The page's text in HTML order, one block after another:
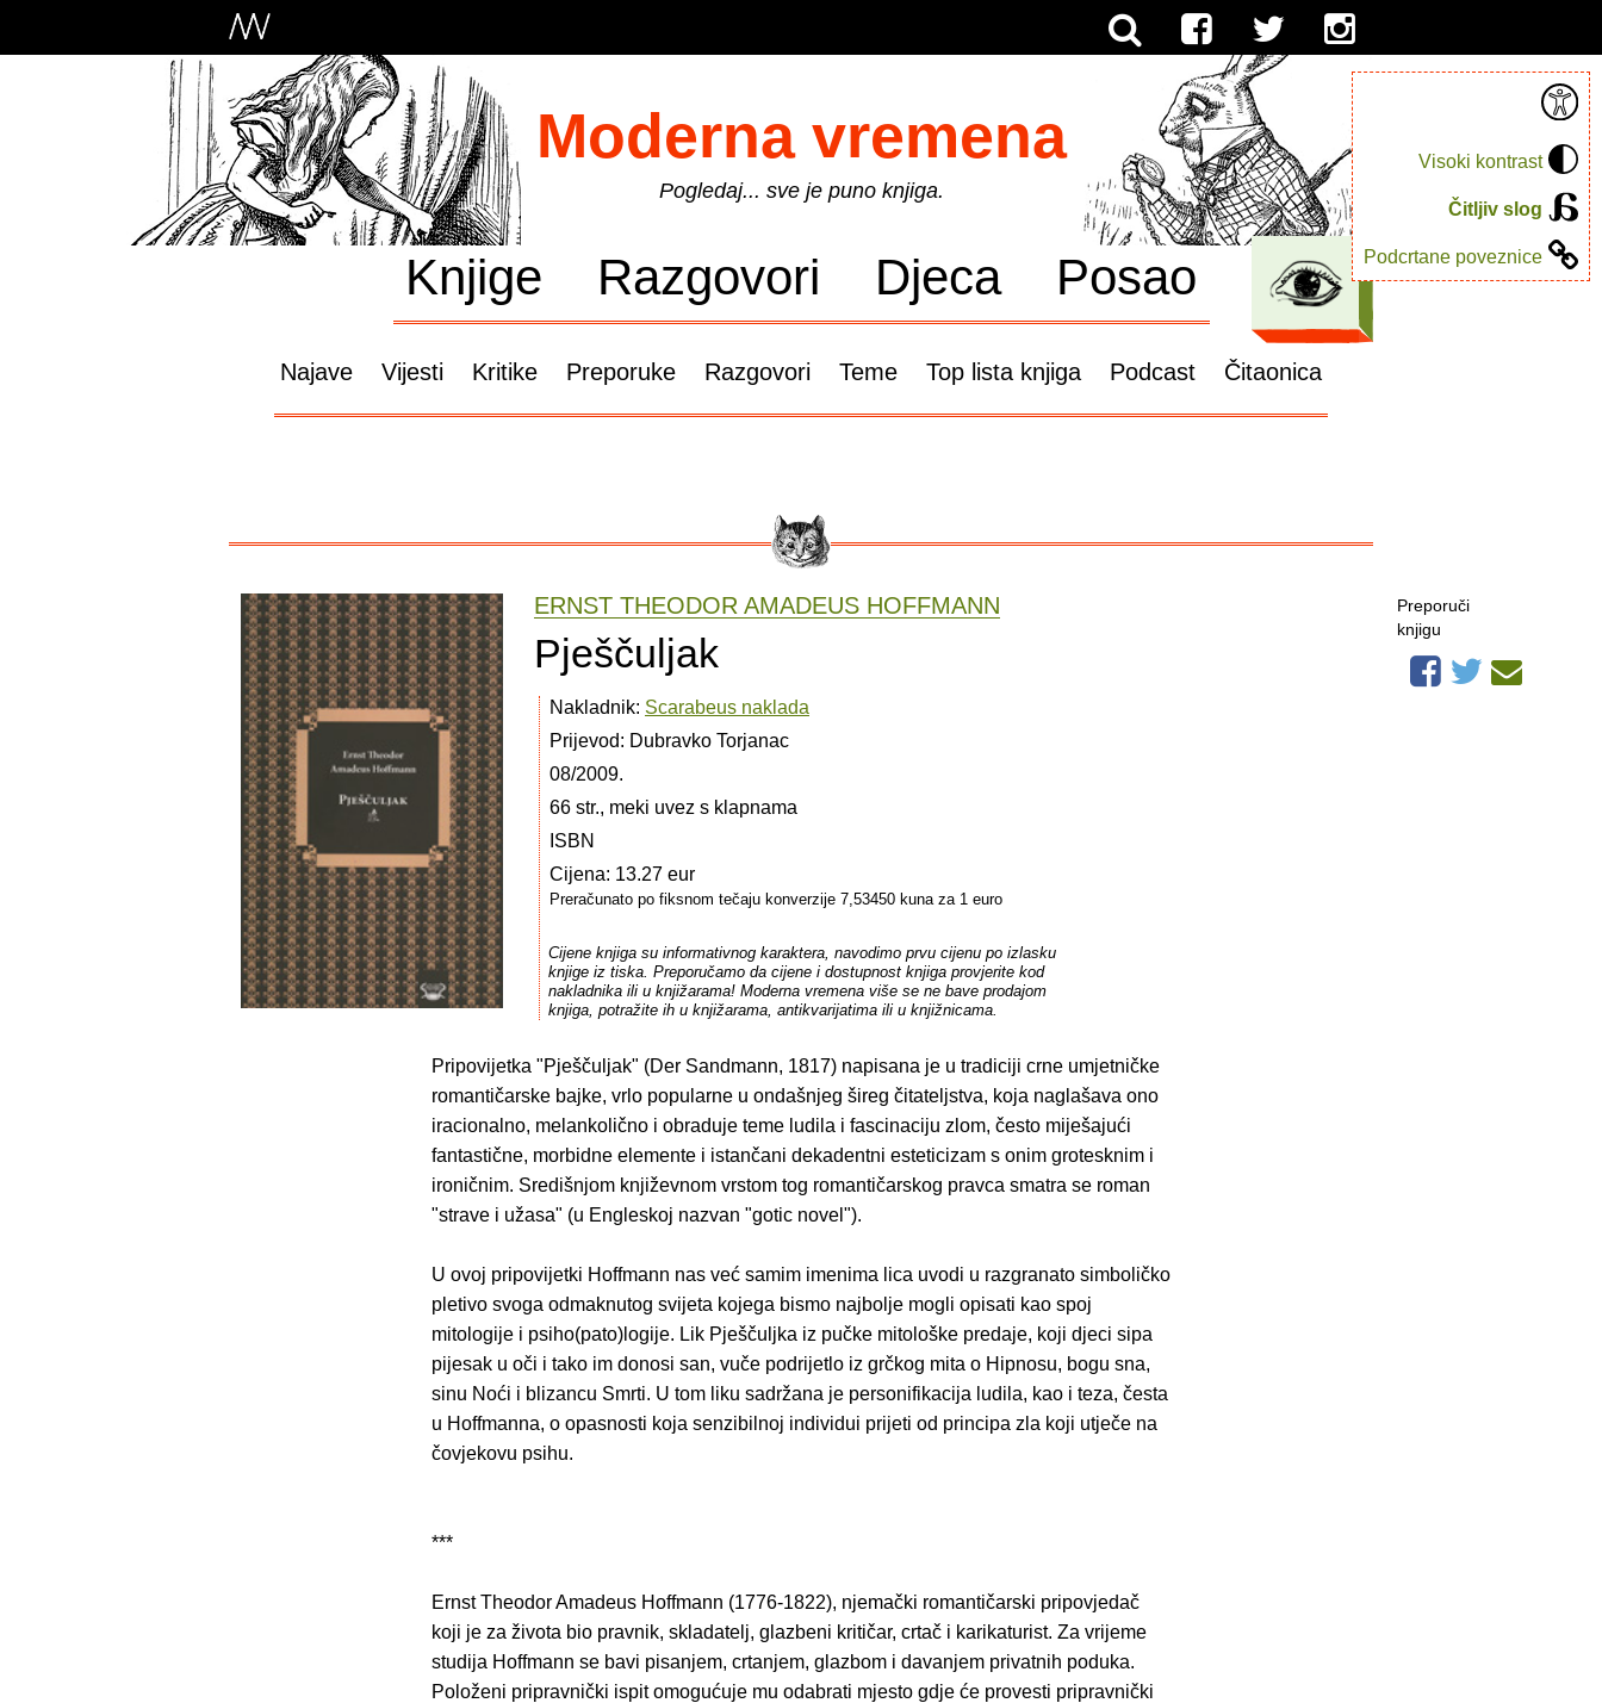
Visoki kontrast
Čitljiv slog
Podcrtane poveznice
Moderna vremena
Pogledaj... sve je puno knjiga.
Knjige Razgovori Djeca Posao
Najave Vijesti Kritike Preporuke Razgovori Teme Top lista knjiga Podcast Čitaonica
ERNST THEODOR AMADEUS HOFFMANN
Pješčuljak
Nakladnik: Scarabeus naklada
Prijevod: Dubravko Torjanac
08/2009.
66 str., meki uvez s klapnama
ISBN
Cijena: 13.27 eur
Preračunato po fiksnom tečaju konverzije 7,53450 kuna za 1 euro
Cijene knjiga su informativnog karaktera, navodimo prvu cijenu po izlasku
knjige iz tiska. Preporučamo da cijene i dostupnost knjiga provjerite kod
nakladnika ili u knjižarama! Moderna vremena više se ne bave prodajom
knjiga, potražite ih u knjižarama, antikvarijatima ili u knjižnicama.
Pripovijetka "Pješčuljak" (Der Sandmann, 1817) napisana je u tradiciji crne umjetničke
romantičarske bajke, vrlo popularne u ondašnjeg šireg čitateljstva, koja naglašava ono
iracionalno, melankolično i obraduje teme ludila i fascinaciju zlom, često miješajući
fantastične, morbidne elemente i istančani dekadentni esteticizam s onim grotesknim i
ironičnim. Središnjom književnom vrstom tog romantičarskog pravca smatra se roman
"strave i užasa" (u Engleskoj nazvan "gotic novel").
U ovoj pripovijetki Hoffmann nas već samim imenima lica uvodi u razgranato simboličko
pletivo svoga odmaknutog svijeta kojega bismo najbolje mogli opisati kao spoj
mitologije i psiho(pato)logije. Lik Pješčuljka iz pučke mitološke predaje, koji djeci sipa
pijesak u oči i tako im donosi san, vuče podrijetlo iz grčkog mita o Hipnosu, bogu sna,
sinu Noći i blizancu Smrti. U tom liku sadržana je personifikacija ludila, kao i teza, česta
u Hoffmanna, o opasnosti koja senzibilnoj individui prijeti od principa zla koji utječe na
čovjekovu psihu.
***
Ernst Theodor Amadeus Hoffmann (1776-1822), njemački romantičarski pripovjedač
koji je za života bio pravnik, skladatelj, glazbeni kritičar, crtač i karikaturist. Za vrijeme
studija Hoffmann se bavi pisanjem, crtanjem, glazbom i davanjem privatnih poduka.
Položeni pripravnički ispit omogućuje mu odabrati mjesto gdje će provesti pripravnički
Preporuči
knjigu